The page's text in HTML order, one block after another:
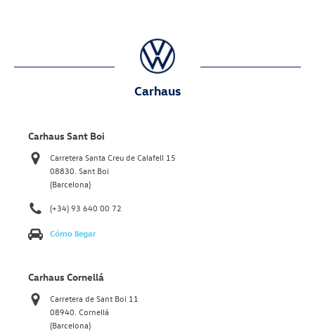
Carhaus
Carhaus Sant Boi
Carretera Santa Creu de Calafell 15
08830. Sant Boi
(Barcelona)
(+34) 93 640 00 72
Cómo llegar
Carhaus Cornellá
Carretera de Sant Boi 11
08940. Cornellá
(Barcelona)